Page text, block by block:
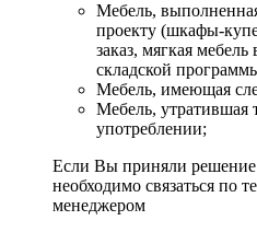
Мебель,
проекту (шкафы-
заказ, мягкая
складской
Мебель, имеющая
Мебель,
употреблении;
Если Вы приняли решение
необходимо связаться по
менеджером